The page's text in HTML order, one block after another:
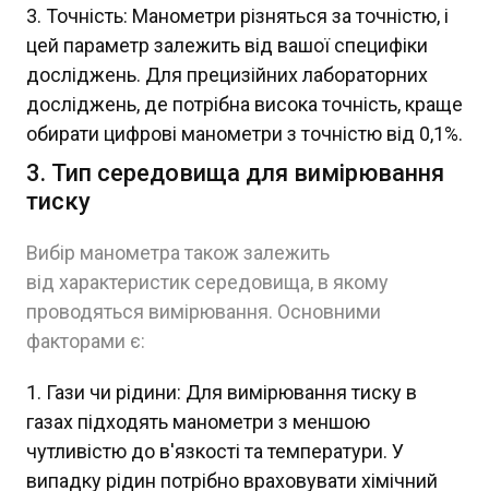
Точність: Манометри різняться за точністю, і
цей параметр залежить від вашої специфіки
досліджень. Для прецизійних лабораторних
досліджень, де потрібна висока точність, краще
обирати цифрові манометри з точністю від 0,1%.
3. Тип середовища для вимірювання
тиску
Вибір манометра також залежить
від характеристик середовища, в якому
проводяться вимірювання. Основними
факторами є:
Гази чи рідини: Для вимірювання тиску в
газах підходять манометри з меншою
чутливістю до в'язкості та температури. У
випадку рідин потрібно враховувати хімічний